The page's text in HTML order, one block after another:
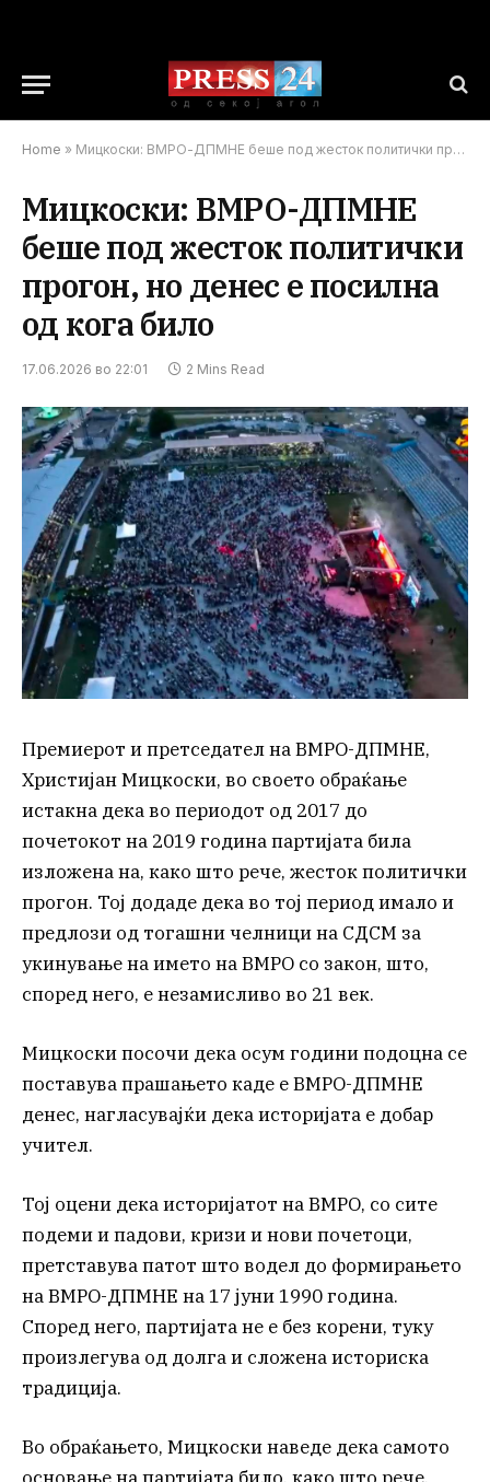
Home » Мицкоски: ВМРО-ДПМНЕ беше под жесток политички прогон, но денес е посилна од кога било
Мицкоски: ВМРО-ДПМНЕ
беше под жесток политички
прогон, но денес е посилна
од кога било
17.06.2026 во 22:01 2 Mins Read
Премиерот и претседател на ВМРО-ДПМНЕ,
Христијан Мицкоски, во своето обраќање
истакна дека во периодот од 2017 до
почетокот на 2019 година партијата била
изложена на, како што рече, жесток политички
прогон. Тој додаде дека во тој период имало и
предлози од тогашни челници на СДСМ за
укинување на името на ВМРО со закон, што,
според него, е незамисливо во 21 век.
Мицкоски посочи дека осум години подоцна се
поставува прашањето каде е ВМРО-ДПМНЕ
денес, нагласувајќи дека историјата е добар
учител.
Тој оцени дека историјатот на ВМРО, со сите
подеми и падови, кризи и нови почетоци,
претставува патот што водел до формирањето
на ВМРО-ДПМНЕ на 17 јуни 1990 година.
Според него, партијата не е без корени, туку
произлегува од долга и сложена историска
традиција.
Во обраќањето, Мицкоски наведе дека самото